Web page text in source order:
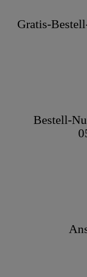
Gratis-
Bestell-